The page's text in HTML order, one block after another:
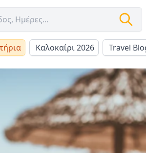
Καλοκαίρι 2026 Travel